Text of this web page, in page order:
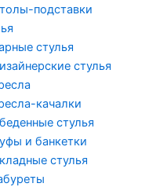
подставки
стулья
стулья
качалки
стулья
и банкетки
стулья